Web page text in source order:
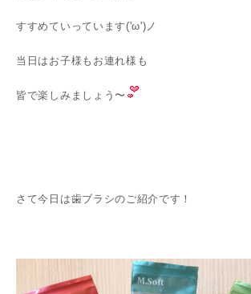
すすめていっています('ω')ノ
当日はお子様もお連れ様も
皆で楽しみましょう〜
さて今日は歯ブラシのご紹介です！